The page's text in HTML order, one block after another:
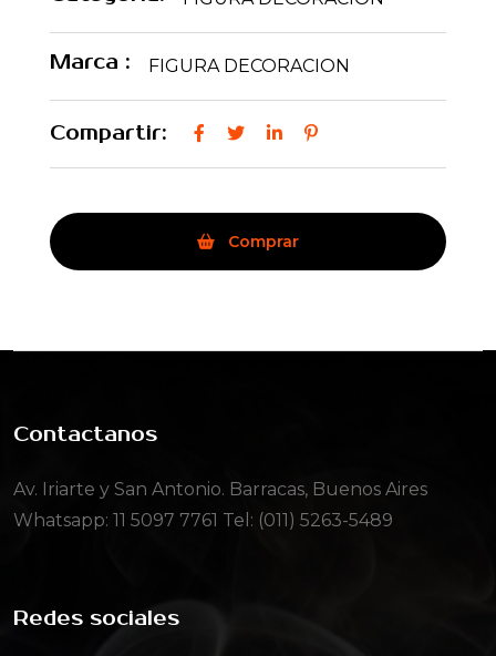
Marca : FIGURA DECORACION
Compartir:
Comprar
Contactanos
Av. Iriarte y San Antonio. Barracas, Buenos Aires
Whatsapp: 11 5097 7761 Tel: (011) 5263-5489
Redes sociales